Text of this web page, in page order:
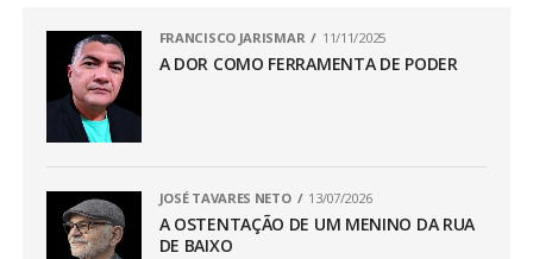
FRANCISCO JARISMAR 11/11/2025
A DOR COMO FERRAMENTA DE PODER
JOSÉ TAVARES NETO 13/07/2026
A OSTENTAÇÃO DE UM MENINO DA RUA
DE BAIXO